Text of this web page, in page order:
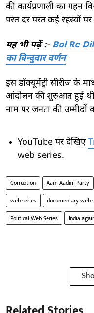
की कार्यप्रणाली का गहन
परत दर परत कई रहस्यों पर
यह भी पढ़ें :- Bol Re
का बिन्दुवार वर्णन
इस डॉक्यूमेंट्री सीरीज के
आंदोलन की शुरुआत हुई थी?
नाम पर जनता की
YouTube पर देखिए
web series.
Corruption Aam Aadmi Party
web series
documentary web
Political Web Series
India